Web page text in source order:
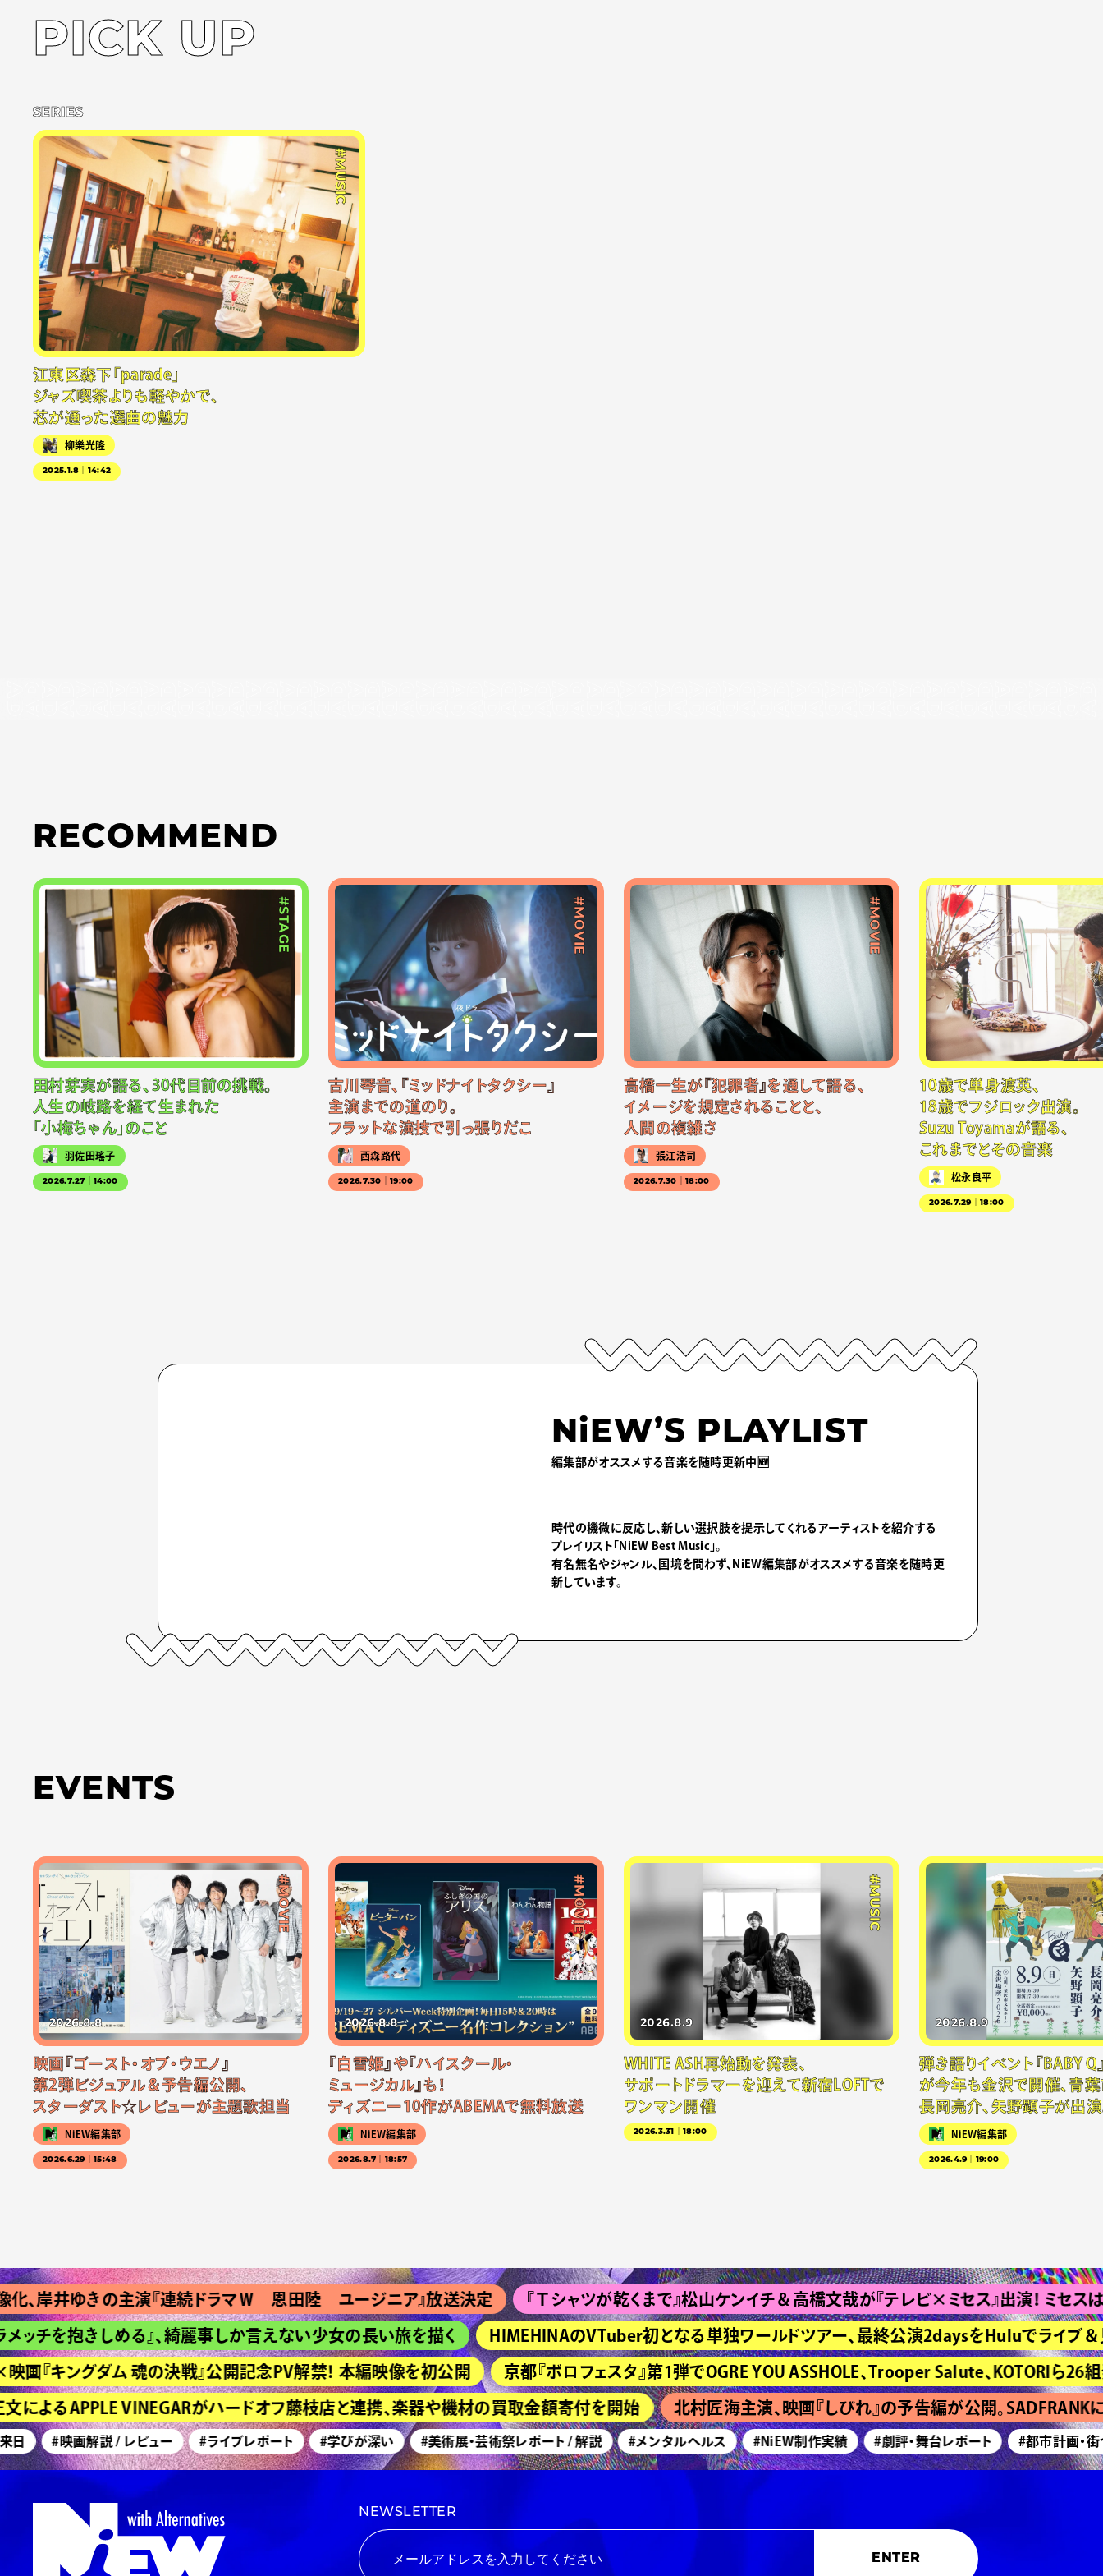
PICK UP
SERIES
#MUSIC
江東区森下「parade」
ジャズ喫茶よりも軽やかで、
芯が通った選曲の魅力
柳樂光隆
2025.1.8｜14:42
RECOMMEND
#STAGE
田村芽実が語る、30代目前の挑戦。
人生の岐路を経て生まれた
「小梅ちゃん」のこと
羽佐田瑤子
2026.7.27｜14:00
#MOVIE
古川琴音、『ミッドナイトタクシー』
主演までの道のり。
フラットな演技で引っ張りだこ
西森路代
2026.7.30｜19:00
#MOVIE
高橋一生が『犯罪者』を通して語る、
イメージを規定されることと、
人間の複雑さ
張江浩司
2026.7.30｜18:00
10歳で単身渡英、
18歳でフジロック出演。
Suzu Toyamaが語る、
これまでとその音楽
松永良平
2026.7.29｜18:00
NiEW’S PLAYLIST
編集部がオススメする音楽を随時更新中🆕
時代の機微に反応し、新しい選択肢を提示してくれるアーティストを紹介する
プレイリスト「NiEW Best Music」。
有名無名やジャンル、国境を問わず、NiEW編集部がオススメする音楽を随時更
新しています。
EVENTS
#MOVIE
2026.8.8
映画『ゴースト・オブ・ウエノ』
第2弾ビジュアル＆予告編公開、
スターダスト☆レビューが主題歌担当
NiEW編集部
2026.6.29｜15:48
#MOVIE
2026.8.8
『白雪姫』や『ハイスクール・
ミュージカル』も！
ディズニー10作がABEMAで無料放送
NiEW編集部
2026.8.7｜18:57
#MUSIC
2026.8.9
WHITE ASH再始動を発表、
サポートドラマーを迎えて新宿LOFTで
ワンマン開催
2026.3.31｜18:00
2026.8.9
弾き語りイベント『BABY Q
が今年も金沢で開催、青葉
長岡亮介、矢野顕子が出演
NiEW編集部
2026.4.9｜19:00
岸井ゆきの主演『連続ドラマＷ 恩田陸 ユージニア』放送決定 『Ｔシャツが乾くまで』松山ケンイチ＆高橋文哉が『テレビ×ミセス』出演！ ミセスは
チを抱きしめる』、綺麗事しか言えない少女の長い旅を描く HIMEHINAのVTuber初となる単独ワールドツアー、最終公演2daysをHuluでライブ＆見
キングダム 魂の決戦』公開記念PV解禁！ 本編映像を初公開 京都『ボロフェスタ』第1弾でOGRE YOU ASSHOLE、Trooper Salute、KOTORIら26組発
よるAPPLE VINEGARがハードオフ藤枝店と連携、楽器や機材の買取金額寄付を開始 北村匠海主演、映画『しびれ』の予告編が公開。SADFRANKに
#映画解説 / レビュー #ライブレポート #学びが深い #美術展・芸術祭レポート / 解説 #メンタルヘルス #NiEW制作実績 #劇評・舞台レポート #都市計画・街づ
NEWSLETTER
ENTER